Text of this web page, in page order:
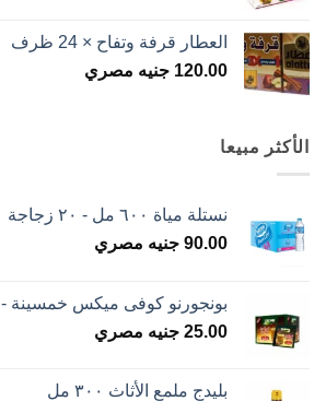
العطار قرفة وتفاح × 24 ظرف
120.00 جنيه مصري
الأكثر مبيعا
نستلة مياة ٦٠٠ مل - ٢٠ زجاجة
90.00 جنيه مصري
بونجورنو كوفى ميكس خمسينة - ١٢ كيس
25.00 جنيه مصري
بليدج ملمع الأثاث ٣٠٠ مل